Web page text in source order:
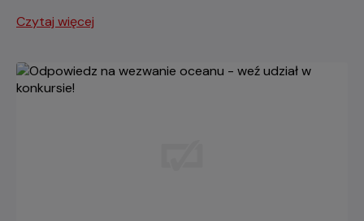
Czytaj więcej